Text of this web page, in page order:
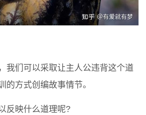
我们可以采取让主人公违背这个道
的方式创编故事情节。
反映什么道理呢?